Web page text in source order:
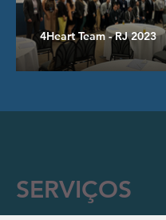
4Heart Team - RJ 2023
SERVIÇOS